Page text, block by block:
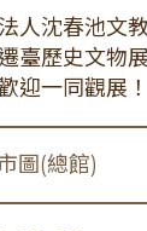
人沈春池文
歷史文物展
迎一同觀展！
圖(總館)